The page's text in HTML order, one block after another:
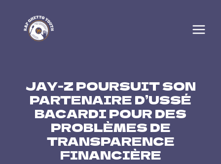
content
JAY-Z POURSUIT SON
PARTENAIRE D’USSÉ
BACARDI POUR DES
PROBLÈMES DE
TRANSPARENCE
FINANCIÈRE